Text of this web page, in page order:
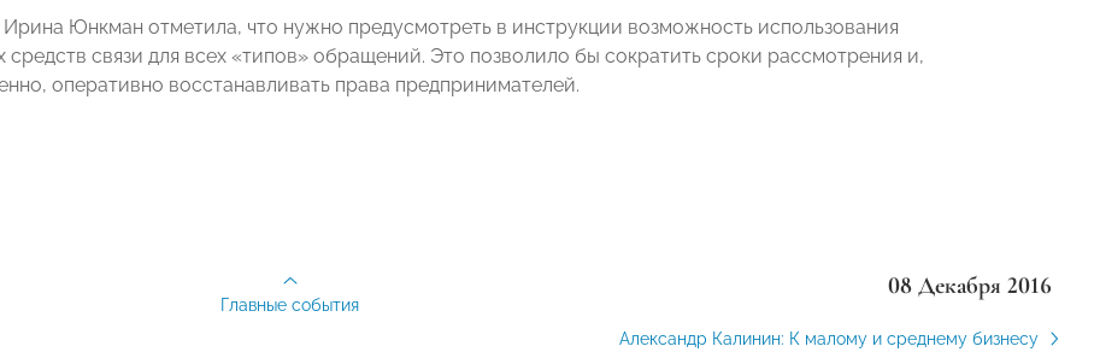
Юнкман отметила, что нужно предусмотреть в инструкции возможность использования
средств связи для всех «типов» обращений. Это позволило бы сократить сроки рассмотрения и,
оперативно восстанавливать права предпринимателей.
08 Декабря 2016
Александр Калинин: К малому и среднему бизнесу
Главные события